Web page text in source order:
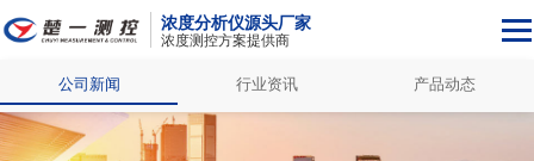
浓度分析仪源头厂家
浓度测控方案提供商
公司新闻 行业资讯 产品动态